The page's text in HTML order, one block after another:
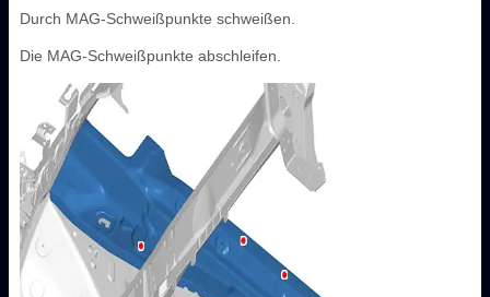
Durch MAG-Schweißpunkte schweißen.
Die MAG-Schweißpunkte abschleifen.